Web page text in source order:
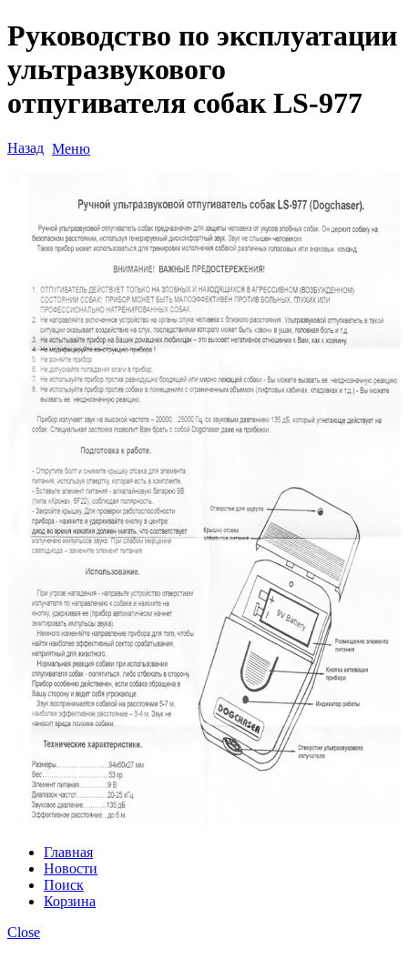
Руководство по эксплуатации
ультразвукового
отпугивателя собак LS-977
Назад Меню
Главная
Новости
Поиск
Корзина
Close